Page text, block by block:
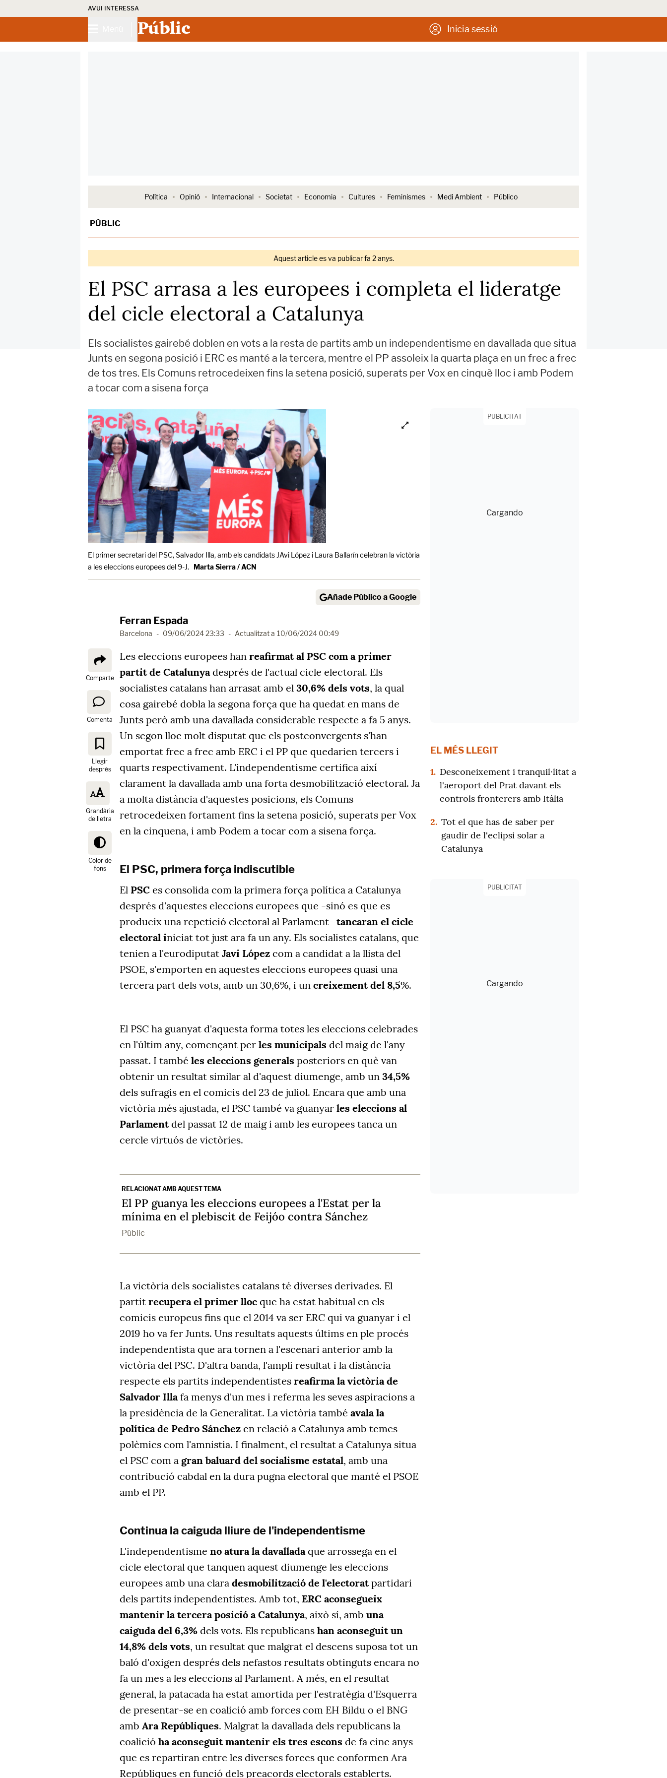
AVUI INTERESSA
Públic Inicia sessió
Política Opinió Internacional Societat Economia Cultures Feminismes Medi Ambient Público
PÚBLIC
Aquest article es va publicar fa 2 anys.
El PSC arrasa a les europees i completa el lideratge
del cicle electoral a Catalunya
Els socialistes gairebé doblen en vots a la resta de partits amb un independentisme en davallada que situa
Junts en segona posició i ERC es manté a la tercera, mentre el PP assoleix la quarta plaça en un frec a frec
de tos tres. Els Comuns retrocedeixen fins la setena posició, superats per Vox en cinquè lloc i amb Podem
a tocar com a sisena força
El primer secretari del PSC, Salvador Illa, amb els candidats JAvi López i Laura Ballarín celebran la victòria
a les eleccions europees del 9-J. Marta Sierra / ACN
Añade Público a Google
Ferran Espada
Barcelona - 09/06/2024 23:33 - Actualitzat a 10/06/2024 00:49
Comparte
Comenta
Llegir
després
Grandària
de lletra
Color de
fons
Les eleccions europees han reafirmat al PSC com a primer
partit de Catalunyadesprés de l'actual cicle electoral. Els
socialistes catalans han arrasat amb el 30,6% dels vots, la qual
cosa gairebé dobla la segona força que ha quedat en mans de
Junts però amb una davallada considerable respecte a fa 5 anys.
Un segon lloc molt disputat que els postconvergents s'han
emportat frec a frec amb ERC i el PP que quedarien tercers i
quarts respectivament. L'independentisme certifica així
clarament la davallada amb una forta desmobilització electoral. Ja
a molta distància d'aquestes posicions, els Comuns
retrocedeixen fortament fins la setena posició, superats per Vox
en la cinquena, i amb Podem a tocar com a sisena força.
El PSC, primera força indiscutible
El PSC es consolida com la primera força política a Catalunya
després d'aquestes eleccions europees que -sinó es que es
produeix una repetició electoral al Parlament- tancaran el cicle
electoral iniciat tot just ara fa un any. Els socialistes catalans, que
tenien a l'eurodiputat Javi López com a candidat a la llista del
PSOE, s'emporten en aquestes eleccions europees quasi una
tercera part dels vots, amb un 30,6%, i un creixement del 8,5%.
El PSC ha guanyat d'aquesta forma totes les eleccions celebrades
en l'últim any, començant per les municipals del maig de l'any
passat. I també les eleccions generals posteriors en què van
obtenir un resultat similar al d'aquest diumenge, amb un 34,5%
dels sufragis en el comicis del 23 de juliol. Encara que amb una
victòria més ajustada, el PSC també va guanyar les eleccions al
Parlamentdel passat 12 de maig i amb les europees tanca un
cercle virtuós de victòries.
RELACIONAT AMB AQUEST TEMA
El PP guanya les eleccions europees a l'Estat per la
mínima en el plebiscit de Feijóo contra Sánchez
Públic
La victòria dels socialistes catalans té diverses derivades. El
partit recupera el primer lloc que ha estat habitual en els
comicis europeus fins que el 2014 va ser ERC qui va guanyar i el
2019 ho va fer Junts. Uns resultats aquests últims en ple procés
independentista que ara tornen a l'escenari anterior amb la
victòria del PSC. D'altra banda, l'ampli resultat i la distància
respecte els partits independentistes reafirma la victòria de
Salvador Illafa menys d'un mes i referma les seves aspiracions a
la presidència de la Generalitat. La victòria també avala la
política de Pedro Sánchez en relació a Catalunya amb temes
polèmics com l'amnistia. I finalment, el resultat a Catalunya situa
el PSC com a gran baluard del socialisme estatal, amb una
contribució cabdal en la dura pugna electoral que manté el PSOE
amb el PP.
Continua la caiguda lliure de l'independentisme
L'independentisme no atura la davalladaque arrossega en el
cicle electoral que tanquen aquest diumenge les eleccions
europees amb una clara desmobilització de l'electoratpartidari
dels partits independentistes. Amb tot, ERC aconsegueix
mantenir la tercera posició a Catalunya, això sí, amb una
caiguda del 6,3% dels vots. Els republicans han aconseguit un
14,8% dels vots, un resultat que malgrat el descens suposa tot un
baló d'oxigen després dels nefastos resultats obtinguts encara no
fa un mes a les eleccions al Parlament. A més, en el resultat
general, la patacada ha estat amortida per l'estratègia d'Esquerra
de presentar-se en coalició amb forces com EH Bildu o el BNG
amb Ara Repúbliques. Malgrat la davallada dels republicans la
coalició ha aconseguit mantenir els tres escons de fa cinc anys
que es repartiran entre les diverses forces que conformen Ara
Repúbliques en funció dels preacords electorals establerts.
PUBLICITAT
EL MÉS LLEGIT
1. Desconeixement i tranquil·litat a
l'aeroport del Prat davant els
controls fronterers amb Itàlia
2. Tot el que has de saber per
gaudir de l'eclipsi solar a
Catalunya
PUBLICITAT